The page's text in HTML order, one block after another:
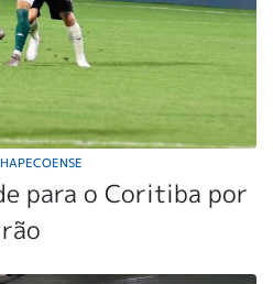
para o Coritiba por